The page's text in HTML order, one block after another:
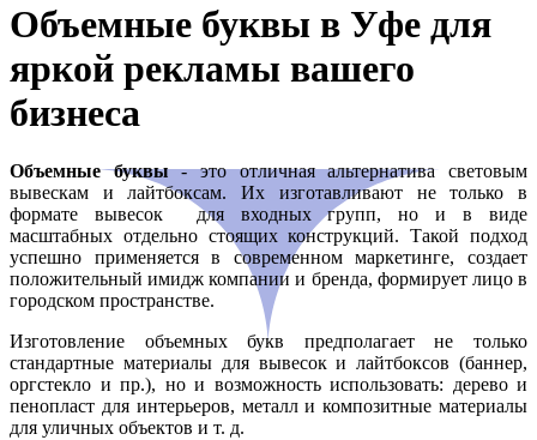
Объемные буквы в Уфе для
яркой рекламы вашего
бизнеса
Объемные буквы- это отличная альтернатива световым
вывескам и лайтбоксам. Их изготавливают не только в
формате вывесок для входных групп, но и в виде
масштабных отдельно стоящих конструкций. Такой подход
успешно применяется в современном маркетинге, создает
положительный имидж компании и бренда, формирует лицо в
городском пространстве.
Изготовление объемных букв предполагает не только
стандартные материалы для вывесок и лайтбоксов (баннер,
оргстекло и пр.), но и возможность использовать: дерево и
пенопласт для интерьеров, металл и композитные материалы
для уличных объектов и т. д.